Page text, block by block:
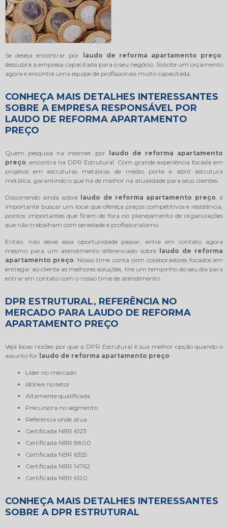
Se deseja encontrar por laudo de reforma apartamento preço
descubra a empresa capacitada para o seu negócio. Solicite um orçamento
agora e encontre uma equipe de profissionais muito capacitada.
CONHEÇA MAIS DETALHES INTERESSANTES
SOBRE A EMPRESA RESPONSÁVEL POR
LAUDO DE REFORMA APARTAMENTO
PREÇO
Quem pesquisa na internet por laudo de reforma apartamento
preço , encontra na DPR Estrutural. Com grande experiência focada em
projetos em estruturas metálicas de médio porte e abnt estrutura
metálica, garantindo o que há de melhor na atualidade para seus clientes.
Discorrendo ainda sobre laudo de reforma apartamento preço , é
importante buscar um local que ofereça preços competitivos e resistência,
pontos importantes que ficam de fora no planejamento de organizações
que não trabalham com seriedade e profissionalismo.
Então, não deixe essa oportunidade passar, entre em contato agora
mesmo para um atendimento diferenciado sobre laudo de reforma
apartamento preço . Nosso time conta com colaboradores focados em
entregar ao cliente as melhores soluções, tire um tempinho do seu dia para
entrar em contato com o nosso time de atendimento.
DPR ESTRUTURAL, REFERÊNCIA NO
MERCADO PARA LAUDO DE REFORMA
APARTAMENTO PREÇO
Veja boas razões por que a DPR Estrutural é sua melhor opção quando o
assunto for laudo de reforma apartamento preço:
líder no mercado
idônea no setor
altamente qualificada
precursora no segmento
referência onde atua
certificada NBR 6123
certificada NBR 8800
certificada NBR 6355
certificada NBR 14762
certificada NBR 6120
CONHEÇA MAIS DETALHES INTERESSANTES
SOBRE A DPR ESTRUTURAL